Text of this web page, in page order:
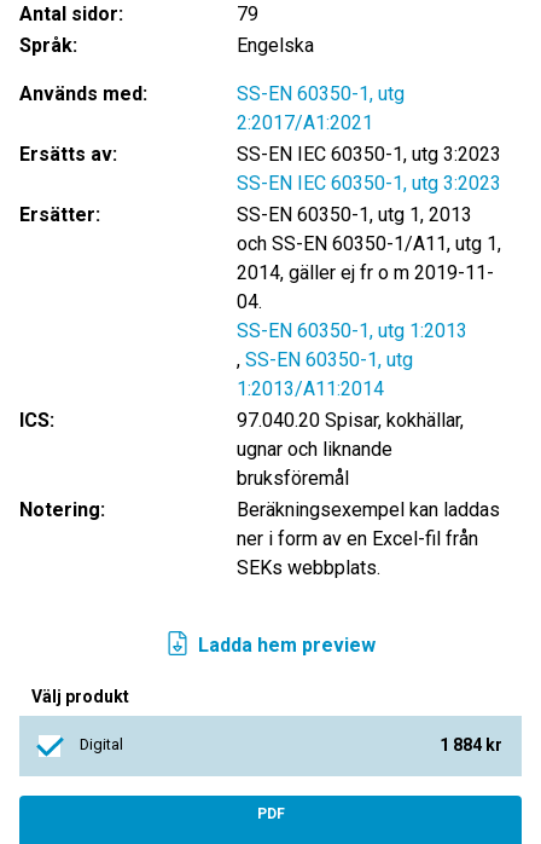
Antal sidor:
79
Språk:
Engelska
Används med:
SS-EN 60350-1, utg
2:2017/A1:2021
Ersätts av:
SS-EN IEC 60350-1, utg 3:2023
SS-EN IEC 60350-1, utg 3:2023
Ersätter:
SS-EN 60350-1, utg 1, 2013
och SS-EN 60350-1/A11, utg 1,
2014, gäller ej fr o m 2019-11-
04.
SS-EN 60350-1, utg 1:2013
, SS-EN 60350-1, utg
1:2013/A11:2014
ICS:
97.040.20 Spisar, kokhällar,
ugnar och liknande
bruksföremål
Notering:
Beräkningsexempel kan laddas
ner i form av en Excel-fil från
SEKs webbplats.
Ladda hem preview
Välj produkt
Digital 1 884 kr
PDF